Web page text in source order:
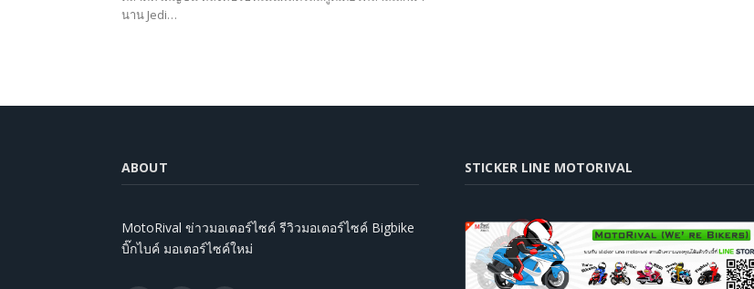
นาน Jedi…
ABOUT
MotoRival ข่าวมอเตอร์ไซค์ รีวิวมอเตอร์ไซค์ Bigbike
บิ๊กไบค์ มอเตอร์ไซค์ใหม่
STICKER LINE MOTORIVAL